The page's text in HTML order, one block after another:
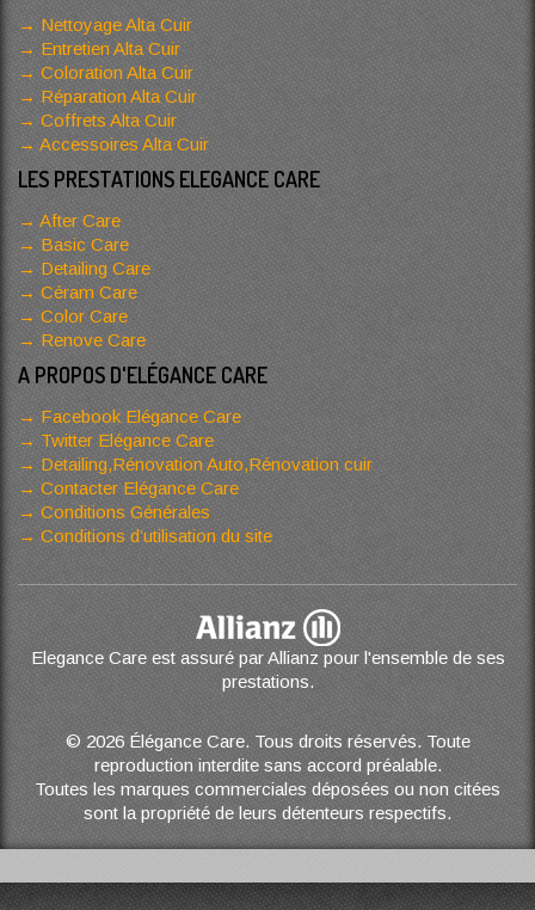
Nettoyage Alta Cuir
Entretien Alta Cuir
Coloration Alta Cuir
Réparation Alta Cuir
Coffrets Alta Cuir
Accessoires Alta Cuir
LES PRESTATIONS ELEGANCE CARE
After Care
Basic Care
Detailing Care
Céram Care
Color Care
Renove Care
A PROPOS D'ELÉGANCE CARE
Facebook Elégance Care
Twitter Elégance Care
Detailing,Rénovation Auto,Rénovation cuir
Contacter Elégance Care
Conditions Générales
Conditions d’utilisation du site
Elegance Care est assuré par Allianz pour l'ensemble de ses
prestations.
© 2026 Élégance Care. Tous droits réservés. Toute
reproduction interdite sans accord préalable.
Toutes les marques commerciales déposées ou non citées
sont la propriété de leurs détenteurs respectifs.